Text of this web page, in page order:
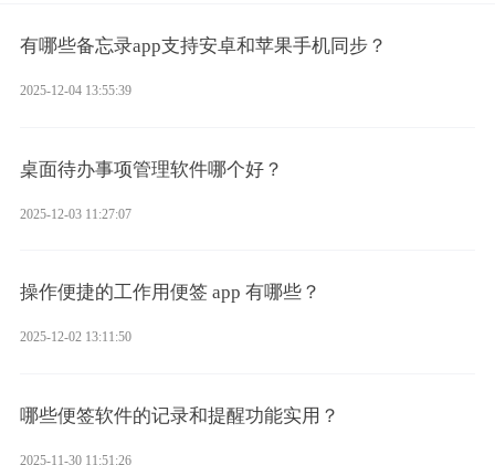
有哪些备忘录app支持安卓和苹果手机同步？
2025-12-04 13:55:39
桌面待办事项管理软件哪个好？
2025-12-03 11:27:07
操作便捷的工作用便签 app 有哪些？
2025-12-02 13:11:50
哪些便签软件的记录和提醒功能实用？
2025-11-30 11:51:26